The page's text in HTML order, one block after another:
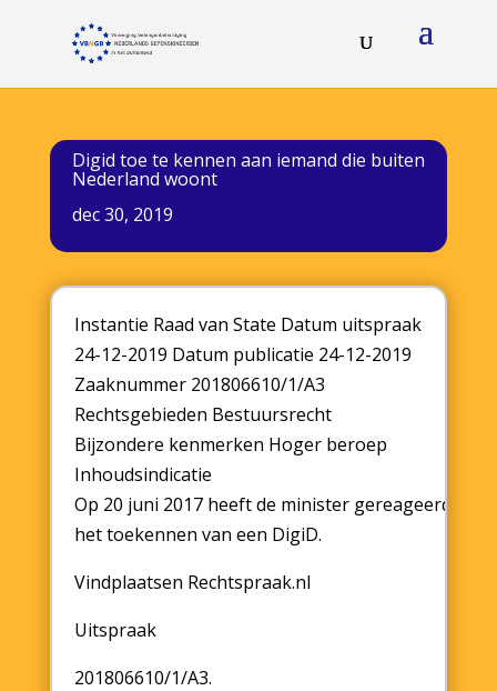
Digid toe te kennen aan iemand die buiten
Nederland woont
dec 30, 2019
Instantie Raad van State Datum uitspraak
24-12-2019 Datum publicatie 24-12-2019
Zaaknummer 201806610/1/A3
Rechtsgebieden Bestuursrecht
Bijzondere kenmerken Hoger beroep
Inhoudsindicatie
Op 20 juni 2017 heeft de minister gereageerd op
het toekennen van een DigiD.
Vindplaatsen Rechtspraak.nl
Uitspraak
201806610/1/A3.